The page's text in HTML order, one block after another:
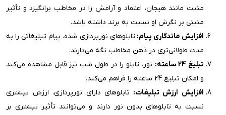
مثبت مانند هیجان، اعتماد و آرامش را در مخاطب برانگیزد و تأثیر
مثبتی بر نگرش او نسبت به برند داشته باشد.
افزایش ماندگاری پیام: تابلوهای نورپردازی شده، پیام تبلیغاتی را به
مدت طولانی‌تری در ذهن مخاطب نگه می‌دارند.
تبلیغ 24 ساعته:
نور، تابلو را در طول شب نیز قابل مشاهده می‌کند
و امکان تبلیغ 24 ساعته را فراهم می‌کند.
افزایش ارزش تبلیغات: تابلوهای دارای نورپردازی، ارزش بیشتری
نسبت به تابلوهای بدون نور دارند و می‌توانند تأثیر بیشتری بر